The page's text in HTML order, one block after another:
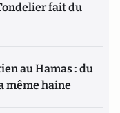
fait du
au Hamas : du
même haine